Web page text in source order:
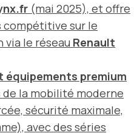
(mai 2025), et offre
sur le
via le réseau Renault
équipements premium
de la mobilité moderne
sécurité maximale,
avec des séries